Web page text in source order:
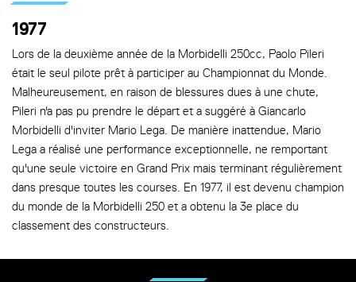
1977
Lors de la deuxième année de la Morbidelli 250cc, Paolo Pileri
était le seul pilote prêt à participer au Championnat du Monde.
Malheureusement, en raison de blessures dues à une chute,
Pileri n'a pas pu prendre le départ et a suggéré à Giancarlo
Morbidelli d'inviter Mario Lega. De manière inattendue, Mario
Lega a réalisé une performance exceptionnelle, ne remportant
qu'une seule victoire en Grand Prix mais terminant régulièrement
dans presque toutes les courses. En 1977, il est devenu champion
du monde de la Morbidelli 250 et a obtenu la 3e place du
classement des constructeurs.